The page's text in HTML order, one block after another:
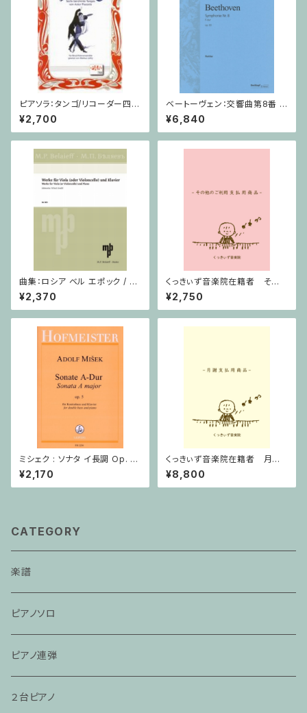
ピアソラ：タンゴ/リコーダー四重
奏
¥2,700
ベートーヴェン：交響曲第8番 /
フルスコア
¥6,840
曲集：ロシア ベル エポック / ヴ
ィオラ（またはチェロ）・ピアノ
¥2,370
くっきぃず音楽院在籍者 その
他のご利用支払用商品 おば
けのぼうけん２巻
¥2,750
ミシェク : ソナタ イ長調 Op. 5
/ コントラバスとピアノ
¥2,170
くっきぃず音楽院在籍者 月謝
支払用商品 ピアノ科 ３０分
¥8,800
CATEGORY
楽譜
ピアノソロ
ピアノ連弾
２台ピアノ